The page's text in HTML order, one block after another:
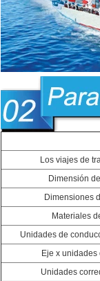
Los viajes de
Dimensión
Dimensiones
Materiales
Unidades de
Eje x unidades
Unidades